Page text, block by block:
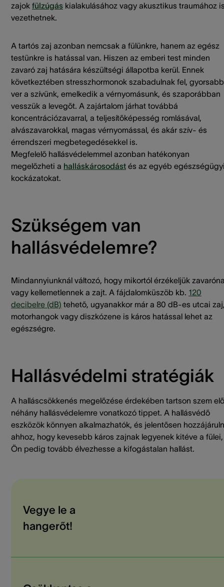
zajok fülzúgás kialakulásához vagy akusztikus traumához
vezethetnek.
A tartós zaj azonban nemcsak a fülünkre, hanem az egész
testünkre is hatással van. Hiszen az emberi test minden
zavaró zaj hatására készültségi állapotba kerül. Ennek
következtében stresszhormonok szabadulnak fel,
ver a szívünk, emelkedik a vérnyomásunk, és szaporábban
vesszük a levegőt. A zajártalom járhat továbbá
koncentrációzavarral, a teljesítőképesség romlásával,
alvászavarokkal, magas vérnyomással, és akár szív- és
érrendszeri megbetegedésekkel is.
Megfelelő hallásvédelemmel azonban hatékonyan
megelőzheti a halláskárosodást és az egyéb
kockázatokat.
Szükségem van
hallásvédelemre?
Mindannyiunknál változó, hogy mikortól érzékeljük
vagy kellemetlennek a zajt. A fájdalomküszöb kb. 120
decibelre (dB) tehető, ugyanakkor már a 80 dB-es utcai
motorhangok vagy diszkózene is káros hatással lehet az
egészségre.
Hallásvédelmi stratégiák
A halláscsökkenés megelőzése érdekében tartson szem
néhány hallásvédelemre vonatkozó tippet. A hallásvédő
eszközök könnyen alkalmazhatók, és jelentősen
ahhoz, hogy kevesebb káros zajnak legyenek kitéve a fülei,
Ön pedig tovább élvezhesse a kifogástalan hallást.
Vegye le a
hangerőt!